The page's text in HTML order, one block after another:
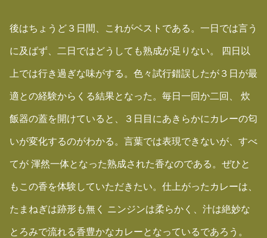
後はちょうど３日間、これがベストである。一日では言う
に及ばず、二日ではどうしても熟成が足りない。 四日以
上では行き過ぎな味がする。色々試行錯誤したが３日が最
適との経験からくる結果となった。毎日一回か二回、 炊
飯器の蓋を開けていると、３日目にあきらかにカレーの匂
いが変化するのがわかる。言葉では表現できないが、すべ
てが 渾然一体となった熟成された香なのである。ぜひと
もこの香を体験していただきたい。仕上がったカレーは、
たまねぎは跡形も無く ニンジンは柔らかく、汁は絶妙な
とろみで流れる香豊かなカレーとなっているであろう。